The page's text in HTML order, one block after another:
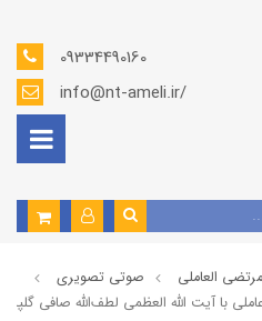
09334490160
info@nt-ameli.ir/
العاملی
صوتي تصويري
با آیت الله العظمی لطف‌الله صافی